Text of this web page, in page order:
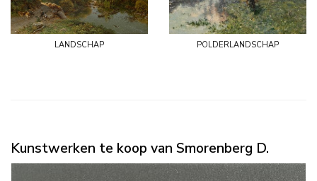
landschap polderlandschap
Kunstwerken te koop van Smorenberg D.